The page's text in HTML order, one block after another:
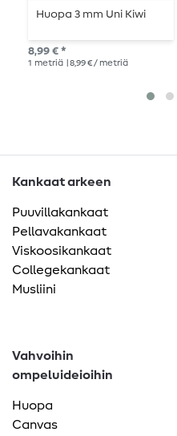
Huopa 3 mm Uni Kiwi
8,99 € *
1 metriä | 8,99 € / metriä
Kankaat arkeen
Puuvillakankaat
Pellavakankaat
Viskoosikankaat
Collegekankaat
Musliini
Vahvoihin
ompeluideioihin
Huopa
Canvas